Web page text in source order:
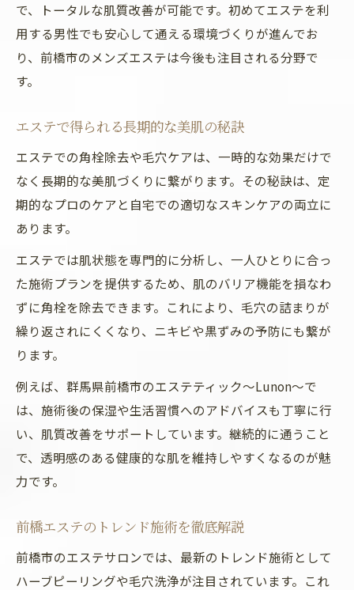
で、トータルな肌質改善が可能です。初めてエステを利
用する男性でも安心して通える環境づくりが進んでお
り、前橋市のメンズエステは今後も注目される分野で
す。
エステで得られる長期的な美肌の秘訣
エステでの角栓除去や毛穴ケアは、一時的な効果だけで
なく長期的な美肌づくりに繋がります。その秘訣は、定
期的なプロのケアと自宅での適切なスキンケアの両立に
あります。
エステでは肌状態を専門的に分析し、一人ひとりに合っ
た施術プランを提供するため、肌のバリア機能を損なわ
ずに角栓を除去できます。これにより、毛穴の詰まりが
繰り返されにくくなり、ニキビや黒ずみの予防にも繋が
ります。
例えば、群馬県前橋市のエステティック～Lunon～で
は、施術後の保湿や生活習慣へのアドバイスも丁寧に行
い、肌質改善をサポートしています。継続的に通うこと
で、透明感のある健康的な肌を維持しやすくなるのが魅
力です。
前橋エステのトレンド施術を徹底解説
前橋市のエステサロンでは、最新のトレンド施術として
ハーブピーリングや毛穴洗浄が注目されています。これ